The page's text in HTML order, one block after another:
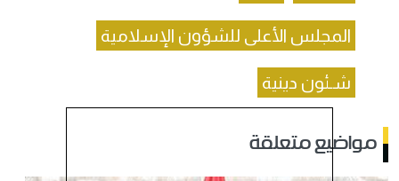
المجلس الأعلى للشؤون الإسلامية
شـئون دينية
مواضيع متعلقة